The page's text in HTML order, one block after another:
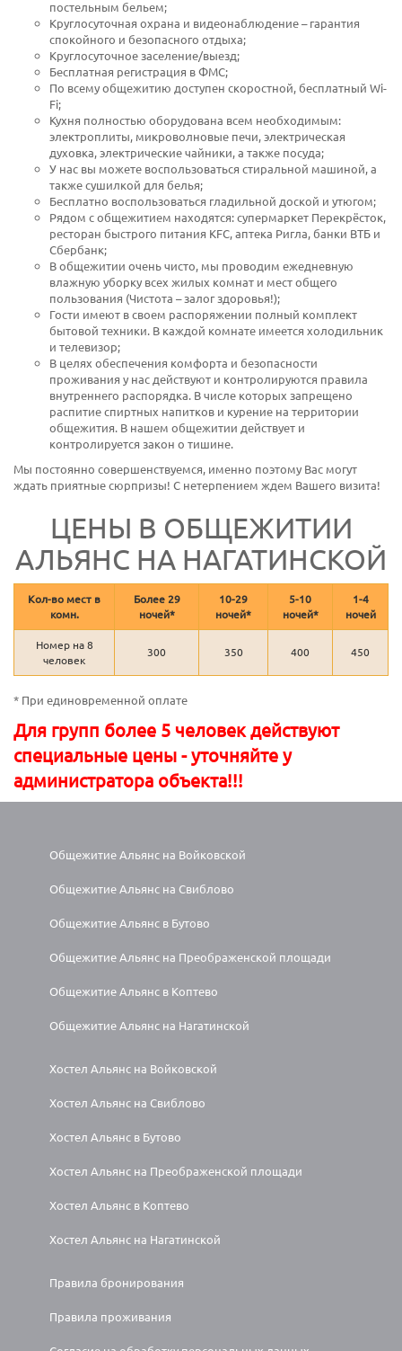
постельным бельем;
Круглосуточная охрана и видеонаблюдение – гарантия
спокойного и безопасного отдыха;
Круглосуточное заселение/выезд;
Бесплатная регистрация в ФМС;
По всему общежитию доступен скоростной, бесплатный Wi-
Fi;
Кухня полностью оборудована всем необходимым:
электроплиты, микроволновые печи, электрическая
духовка, электрические чайники, а также посуда;
У нас вы можете воспользоваться стиральной машиной, а
также сушилкой для белья;
Бесплатно воспользоваться гладильной доской и утюгом;
Рядом с общежитием находятся: супермаркет Перекрёсток,
ресторан быстрого питания KFC, аптека Ригла, банки ВТБ и
Сбербанк;
В общежитии очень чисто, мы проводим ежедневную
влажную уборку всех жилых комнат и мест общего
пользования (Чистота – залог здоровья!);
Гости имеют в своем распоряжении полный комплект
бытовой техники. В каждой комнате имеется холодильник
и телевизор;
В целях обеспечения комфорта и безопасности
проживания у нас действуют и контролируются правила
внутреннего распорядка. В числе которых запрещено
распитие спиртных напитков и курение на территории
общежития. В нашем общежитии действует и
контролируется закон о тишине.
Мы постоянно совершенствуемся, именно поэтому Вас могут
ждать приятные сюрпризы! С нетерпением ждем Вашего визита!
ЦЕНЫ В ОБЩЕЖИТИИ
АЛЬЯНС НА НАГАТИНСКОЙ
Кол-во мест в
комн.
Более 29
ночей*
10-29
ночей*
5-10
ночей*
1-4
ночей
Номер на 8
человек
300 350 400 450
* При единовременной оплате
Для групп более 5 человек действуют
специальные цены - уточняйте у
администратора объекта!!!
Общежитие Альянс на Войковской
Общежитие Альянс на Свиблово
Общежитие Альянс в Бутово
Общежитие Альянс на Преображенской площади
Общежитие Альянс в Коптево
Общежитие Альянс на Нагатинской
Хостел Альянс на Войковской
Хостел Альянс на Свиблово
Хостел Альянс в Бутово
Хостел Альянс на Преображенской площади
Хостел Альянс в Коптево
Хостел Альянс на Нагатинской
Правила бронирования
Правила проживания